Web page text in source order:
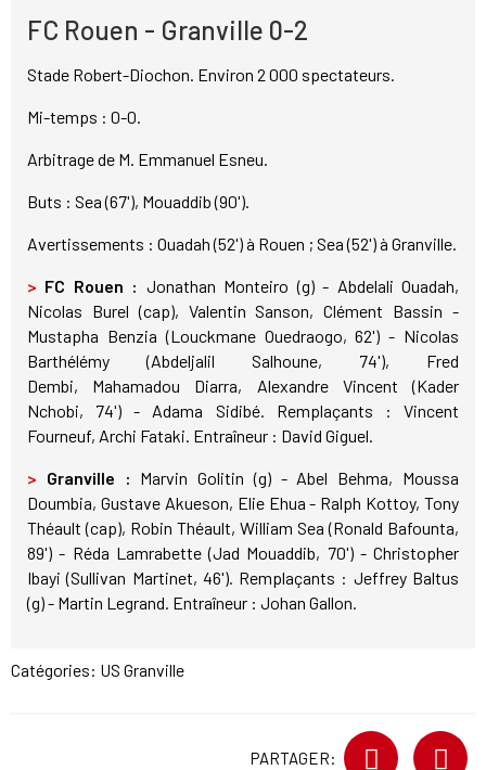
FC Rouen - Granville 0-2
Stade Robert-Diochon. Environ 2 000 spectateurs.
Mi-temps : 0-0.
Arbitrage de M. Emmanuel Esneu.
Buts : Sea (67'), Mouaddib (90').
Avertissements : Ouadah (52') à Rouen ; Sea (52') à Granville.
> FC Rouen : Jonathan Monteiro (g) - Abdelali Ouadah,
Nicolas Burel (cap), Valentin Sanson, Clément Bassin -
Mustapha Benzia (Louckmane Ouedraogo, 62') - Nicolas
Barthélémy (Abdeljalil Salhoune, 74'), Fred
Dembi, Mahamadou Diarra, Alexandre Vincent (Kader
Nchobi, 74') - Adama Sidibé. Remplaçants : Vincent
Fourneuf, Archi Fataki. Entraîneur : David Giguel.
> Granville : Marvin Golitin (g) - Abel Behma, Moussa
Doumbia, Gustave Akueson, Elie Ehua - Ralph Kottoy, Tony
Théault (cap), Robin Théault, William Sea (Ronald Bafounta,
89') - Réda Lamrabette (Jad Mouaddib, 70') - Christopher
Ibayi (Sullivan Martinet, 46'). Remplaçants : Jeffrey Baltus
(g) - Martin Legrand. Entraîneur : Johan Gallon.
Catégories: US Granville
PARTAGER: